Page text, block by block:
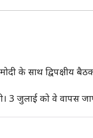
के साथ द्विपक्षीय
3 जुलाई को वे वापस